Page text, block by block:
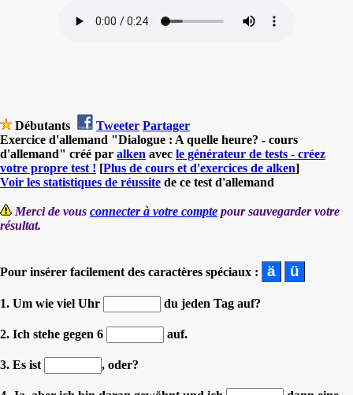
Débutants Tweeter Partager
Exercice d'allemand "Dialogue : A quelle heure? - cours
d'allemand" créé par alken avec le générateur de tests - créez
votre propre test ! [Plus de cours et d'exercices de alken]
Voir les statistiques de réussite de ce test d'allemand
Merci de vous connecter à votre compte pour sauvegarder votre
résultat.
Pour insérer facilement des caractères spéciaux :
1. Um wie viel Uhr du jeden Tag auf?
2. Ich stehe gegen 6 auf.
3. Es ist , oder?